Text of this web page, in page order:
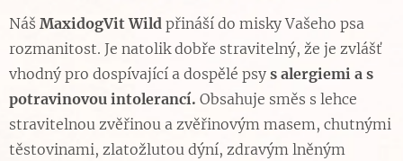
Náš MaxidogVit Wild přináší do misky Vašeho psa
rozmanitost. Je natolik dobře stravitelný, že je zvlášť
vhodný pro dospívající a dospělé psy s alergiemi a s
potravinovou intolerancí. Obsahuje směs s lehce
stravitelnou zvěřinou a zvěřinovým masem, chutnými
těstovinami, zlatožlutou dýní, zdravým lněným